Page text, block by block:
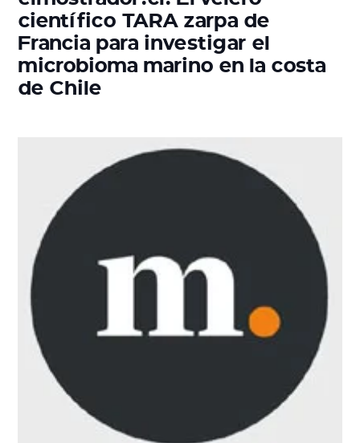
científico TARA zarpa de
Francia para investigar el
microbioma marino en la costa
de Chile